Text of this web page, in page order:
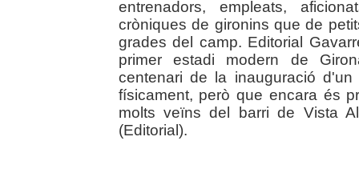
entrenadors, empleats,
cròniques de gironins que de
grades del camp. Editorial
primer estadi modern de
centenari de la inauguració
físicament, però que encara és
molts veïns del barri de Vista
(Editorial).